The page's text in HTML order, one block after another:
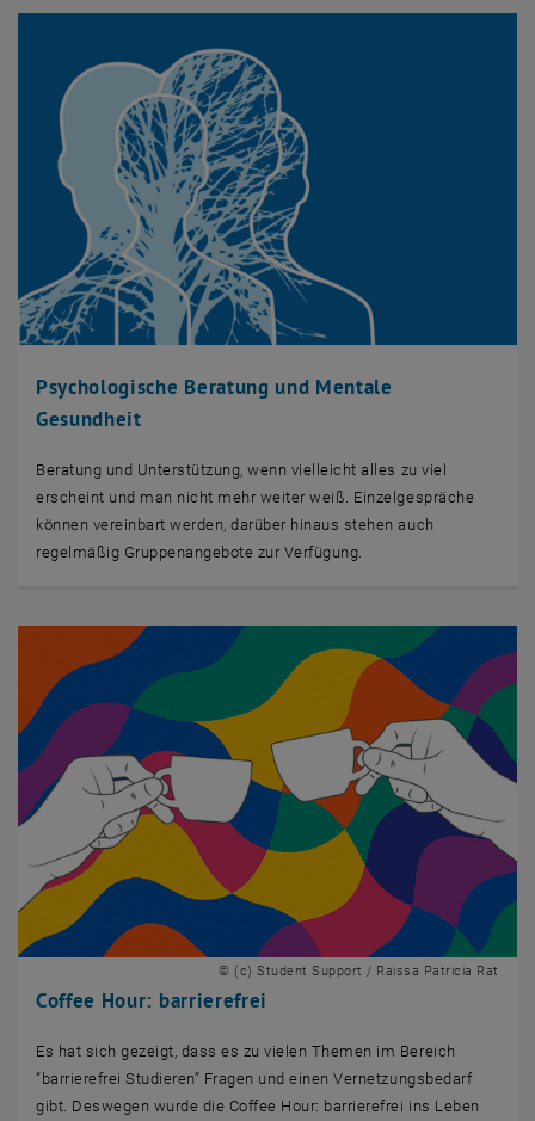
Psychologische Beratung und Mentale
Gesundheit
Beratung und Unterstützung, wenn vielleicht alles zu viel
erscheint und man nicht mehr weiter weiß. Einzelgespräche
können vereinbart werden, darüber hinaus stehen auch
regelmäßig Gruppenangebote zur Verfügung.
Coffee Hour: barrierefrei
© (c) Student Support / Raissa Patricia Rat
Es hat sich gezeigt, dass es zu vielen Themen im Bereich
“barrierefrei Studieren” Fragen und einen Vernetzungsbedarf
gibt. Deswegen wurde die Coffee Hour: barrierefrei ins Leben